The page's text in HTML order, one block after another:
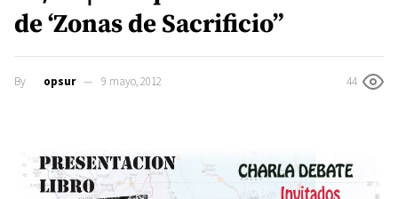
de ‘Zonas de Sacrificio”
By opsur 9 mayo, 2012 44